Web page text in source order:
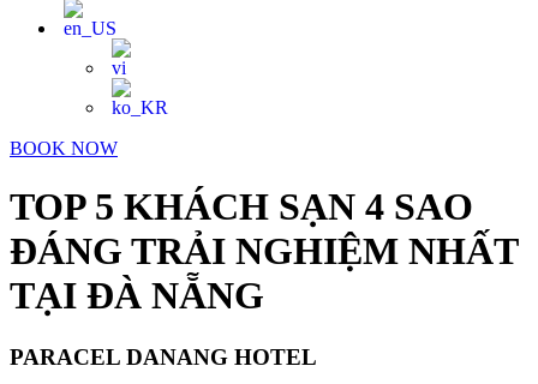
BOOK NOW
TOP 5 KHÁCH SẠN 4 SAO
ĐÁNG TRẢI NGHIỆM NHẤT
TẠI ĐÀ NẴNG
PARACEL DANANG HOTEL